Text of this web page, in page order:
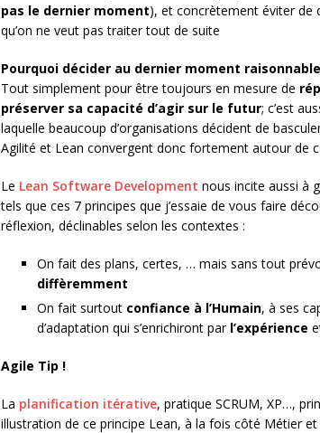
pas le dernier moment), et concrètement éviter de
qu’on ne veut pas traiter tout de suite
Pourquoi décider au dernier moment
Tout simplement pour être toujours en mesure de
préserver sa capacité d’agir sur le futur; c’est
laquelle beaucoup d’organisations décident de
Agilité et Lean convergent donc fortement autour de
Le Lean Software Development nous incite aussi à
tels que ces 7 principes que j’essaie de vous faire
réflexion, déclinables selon les contextes :
On fait des plans, certes, … mais sans tout
diffèremment
On fait surtout confiance à l’Humain, à ses
d’adaptation qui s’enrichiront par l’expérience
Agile Tip !
La planification itérative, pratique SCRUM, XP…,
illustration de ce principe Lean, à la fois côté Métier